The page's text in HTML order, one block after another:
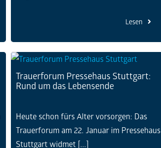
Lesen
Trauerforum Pressehaus Stuttgart:
Rund um das Lebensende
Heute schon fürs Alter vorsorgen: Das
Trauerforum am 22. Januar im Pressehaus
Stuttgart widmet [...]